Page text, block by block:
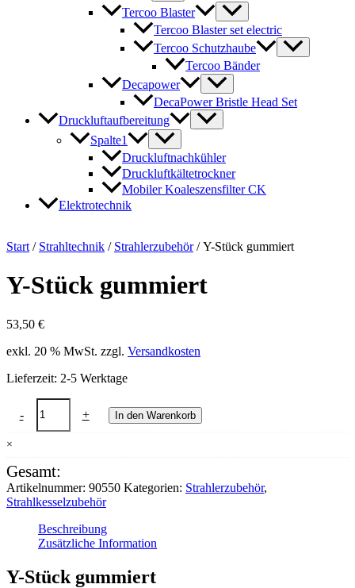
Tercoo Blaster
Tercoo Blaster set electric
Tercoo Schutzhaube
Tercoo Bänder
Decapower
DecaPower Bristle Head Set
Druckluftaufbereitung
Spalte1
Druckluftnachkühler
Druckluftkältetrockner
Mobiler Koaleszensfilter CK
Elektrotechnik
Start / Strahltechnik / Strahlerzubehör/ Y-Stück gummiert
Y-Stück gummiert
53,50 €
exkl. 20 % MwSt. zzgl. Versandkosten
Lieferzeit: 2-5 Werktage
-
Stück
gummiert
Menge
+ In den Warenkorb
×
Gesamt:
Artikelnummer: 90550 Kategorien: Strahlerzubehör,
Strahlkesselzubehör
Beschreibung
Zusätzliche Information
Y-Stück gummiert